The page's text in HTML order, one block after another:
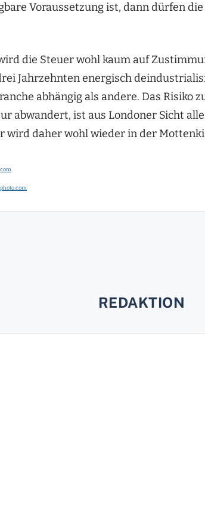
Voraussetzung ist, dann dürfen
die Steuer wohl kaum auf
Jahrzehnten energisch
abhängig als andere. Das Risiko
abwandert, ist aus Londoner Sicht
wird daher wohl wieder in der
REDAKTION